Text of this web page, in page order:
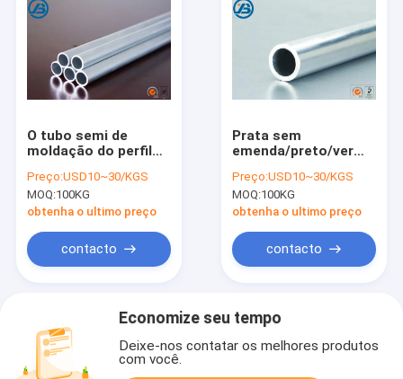
O tubo semi de
moldação do perfil
AZ31 expulsou tipo
padrão de ASTM
Preço:USD10~30/KGS
MOQ:100KG
obtenha o ultimo preço
contacto
Prata sem
emenda/preto/vermelho
do magnésio do tubo
AZ40M da liga do
magnésio
Preço:USD10~30/KGS
MOQ:100KG
obtenha o ultimo preço
contacto
Economize seu tempo
Deixe-nos contatar os melhores produtos
com você.